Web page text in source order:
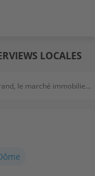
LOCALES
immobilier a retrouvé un équilibre »